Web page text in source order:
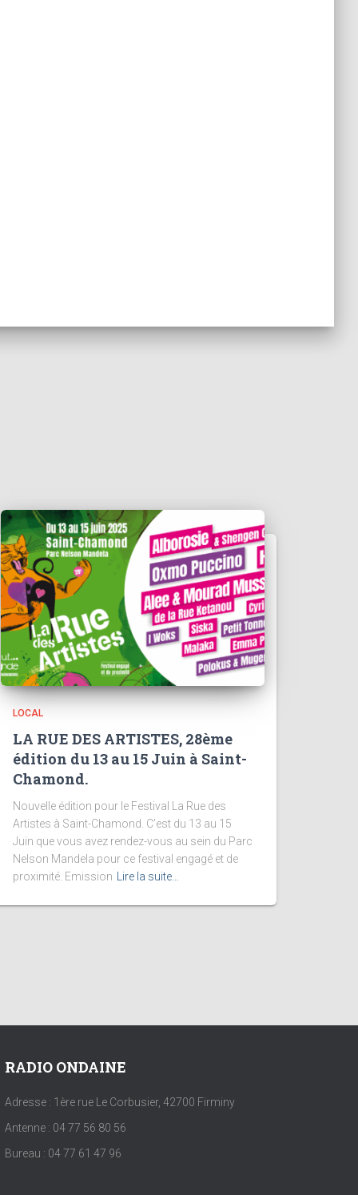
LOCAL
LA RUE DES ARTISTES, 28ème
édition du 13 au 15 Juin à Saint-
Chamond.
Nouvelle édition pour le Festival La Rue des
Artistes à Saint-Chamond. C’est du 13 au 15
Juin que vous avez rendez-vous au sein du Parc
Nelson Mandela pour ce festival engagé et de
proximité. Emission
Lire la suite…
RADIO ONDAINE
Adresse : 1ère rue Le Corbusier, 42700 Firminy
Antenne : 04 77 56 80 56
Bureau : 04 77 61 47 96